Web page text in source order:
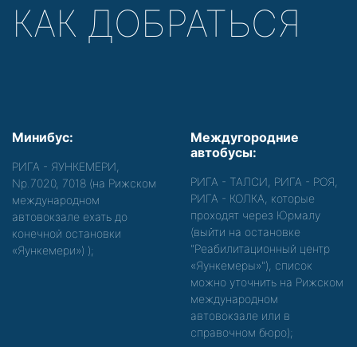
КАК ДОБРАТЬСЯ
Минибус:
РИГА - ЯУНКЕМЕРИ,
Nр.7020, 7018 (на Рижском
международном
автовокзале ехать до
конечной остановки
«Яункемери») );
Междугородние
автобусы:
РИГА - ТАЛСИ, РИГА - РОЯ,
РИГА - КОЛКА, которые
проходят через Юрмалу
(выйти на остановке
"Реабилитационный центр
«Яункемеры»"), список
можно уточнить на Рижском
международном
автовокзале или в
справочном бюро);